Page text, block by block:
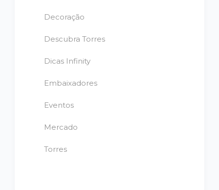
Decoração
Descubra Torres
Dicas Infinity
Embaixadores
Eventos
Mercado
Torres